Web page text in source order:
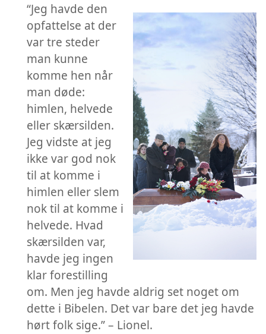
“Jeg havde den
opfattelse at der
var tre steder
man kunne
komme hen når
man døde:
himlen, helvede
eller skærsilden.
Jeg vidste at jeg
ikke var god nok
til at komme i
himlen eller slem
nok til at komme i
helvede. Hvad
skærsilden var,
havde jeg ingen
klar forestilling
om. Men jeg havde aldrig set noget om
dette i Bibelen. Det var bare det jeg havde
hørt folk sige.” – Lionel.